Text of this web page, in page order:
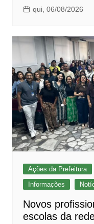
qui, 06/08/2026
Ações da Prefeitura
Informações
Novos
escolas da